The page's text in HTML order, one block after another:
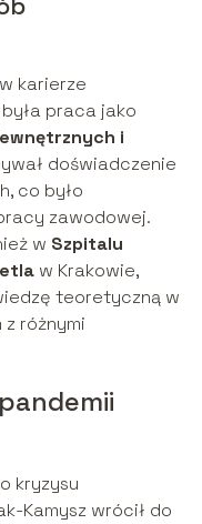
karierze
praca jako
i
doświadczenie
co było
zawodowej.
w Szpitalu
w Krakowie,
teoretyczną w
różnymi
kryzysu
Kamysz wrócił do